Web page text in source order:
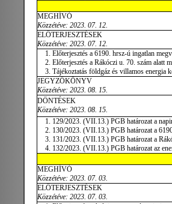
MEGHÍVÓ
Közzétéve: 2023. 07. 12.
ELŐTERJESZTÉSEK
Közzétéve: 2023. 07. 12.
Előterjesztés a 6190. hrsz-ú ingatlan
Előterjesztés a Rákóczi u. 70. szám alatt
Tájékoztatás földgáz és villamos energia
JEGYZŐKÖNYV
Közzétéve: 2023. 08. 15.
DÖNTÉSEK
Közzétéve: 2023. 08. 15.
129/2023. (VII.13.) PGB határozat a
130/2023. (VII.13.) PGB határozat a
131/2023. (VII.13.) PGB határozat a
132/2023. (VII.13.) PGB határozat az
MEGHÍVÓ
Közzétéve: 2023. 07. 03.
ELŐTERJESZTÉSEK
Közzétéve: 2023. 07. 03.